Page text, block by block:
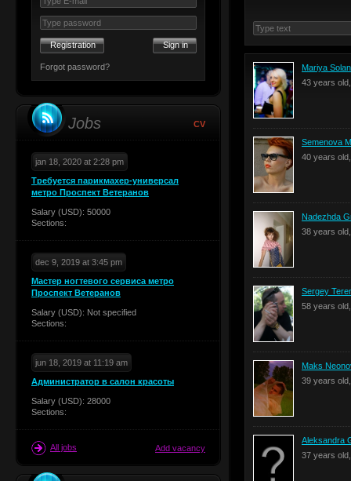
Registration
Forgot password?
Jobs CV
jan 18, 2020 at 2:28 pm
Требуется парикмахер-универсал
метро Проспект Ветеранов
Salary (USD): 50000
Sections:
dec 9, 2019 at 3:45 pm
Мастер ногтевого сервиса метро
Проспект Ветеранов
Salary (USD): Not specified
Sections:
jun 18, 2019 at 11:19 am
Администратор в салон красоты
Salary (USD): 28000
Sections:
All jobs Add vacancy
Mariya
43 years
Semenova
40 years
Nadezhda
38 years
Sergey
58 years
Maks
39 years
Aleksandra
37 years